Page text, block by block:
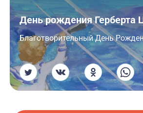
Войти
Регистрация
День рождения Герберта
Благотворительный День